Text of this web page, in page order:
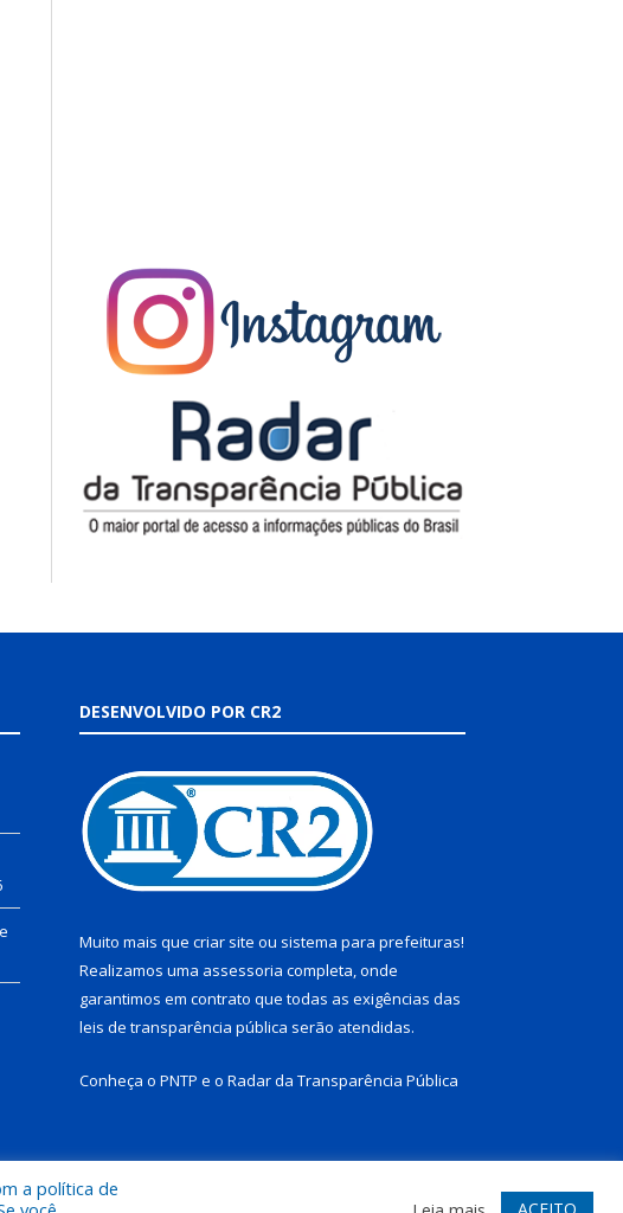
DESENVOLVIDO POR CR2
Muito mais que criar site ou sistema para prefeituras!
Realizamos uma assessoria completa, onde
garantimos em contrato que todas as exigências das
leis de transparência pública serão atendidas.
Conheça o PNTP e o Radar da Transparência Pública
Mapa do Site Acessar Webmail
a política de
ACEITO